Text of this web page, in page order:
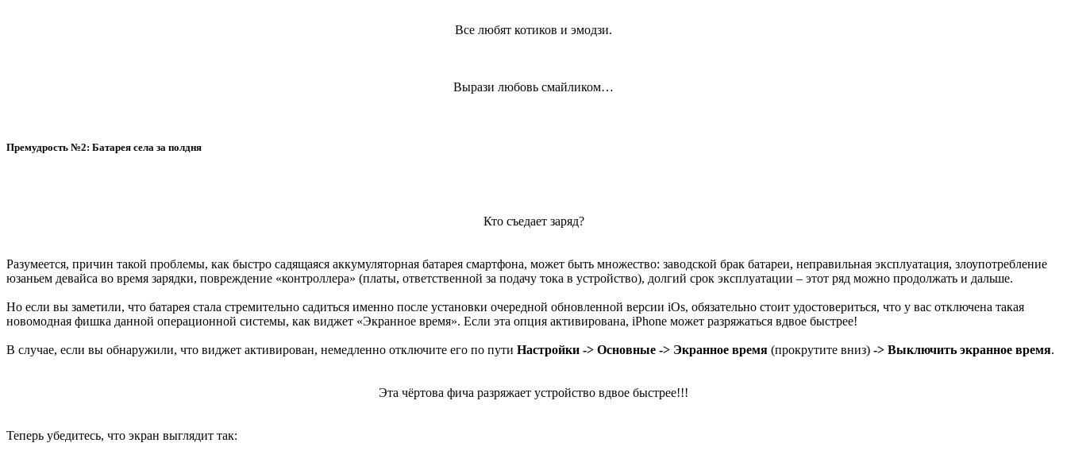
Все любят котиков и эмодзи.
Вырази любовь смайликом…
Премудрость №2: Батарея села за полдня
Кто съедает заряд?
Разумеется, причин такой проблемы, как быстро садящаяся аккумуляторная батарея смартфона, может быть множество: заводской брак батареи, неправильная эксплуатация, злоупотребление
юзаньем девайса во время зарядки, повреждение «контроллера» (платы, ответственной за подачу тока в устройство), долгий срок эксплуатации – этот ряд можно продолжать и дальше.
Но если вы заметили, что батарея стала стремительно садиться именно после установки очередной обновленной версии iOs, обязательно стоит удостовериться, что у вас отключена такая
новомодная фишка данной операционной системы, как виджет «Экранное время». Если эта опция активирована, iPhone может разряжаться вдвое быстрее!
В случае, если вы обнаружили, что виджет активирован, немедленно отключите его по пути Настройки -> Основные -> Экранное время (прокрутите вниз) -> Выключить экранное время.
Эта чёртова фича разряжает устройство вдвое быстрее!!!
Теперь убедитесь, что экран выглядит так: